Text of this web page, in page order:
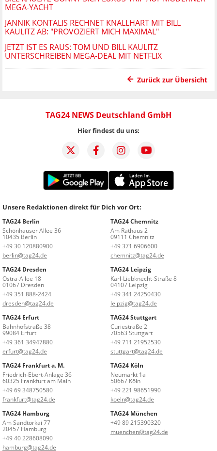
MEGA-YACHT
JANNIK KONTALIS RECHNET KNALLHART MIT BILL
KAULITZ AB: "PROVOZIERT MICH MAXIMAL"
JETZT IST ES RAUS: TOM UND BILL KAULITZ
UNTERSCHREIBEN MEGA-DEAL MIT NETFLIX
Zurück zur Übersicht
TAG24 NEWS Deutschland GmbH
Hier findest du uns:
Unsere Redaktionen direkt für Dich vor Ort:
TAG24 Berlin
Schönhauser Allee 36
10435 Berlin
+49 30 120880900
berlin@tag24.de
TAG24 Chemnitz
Am Rathaus 2
09111 Chemnitz
+49 371 6906600
chemnitz@tag24.de
TAG24 Dresden
Ostra-Allee 18
01067 Dresden
+49 351 888-2424
dresden@tag24.de
TAG24 Leipzig
Karl-Liebknecht-Straße 8
04107 Leipzig
+49 341 24250430
leipzig@tag24.de
TAG24 Erfurt
Bahnhofstraße 38
99084 Erfurt
+49 361 34947880
erfurt@tag24.de
TAG24 Stuttgart
Curiestraße 2
70563 Stuttgart
+49 711 21952530
stuttgart@tag24.de
TAG24 Frankfurt a. M.
Friedrich-Ebert-Anlage 36
60325 Frankfurt am Main
+49 69 348750580
frankfurt@tag24.de
TAG24 Köln
Neumarkt 1a
50667 Köln
+49 221 98651990
koeln@tag24.de
TAG24 Hamburg
Am Sandtorkai 77
20457 Hamburg
+49 40 228608090
hamburg@tag24.de
TAG24 München
+49 89 215390320
muenchen@tag24.de